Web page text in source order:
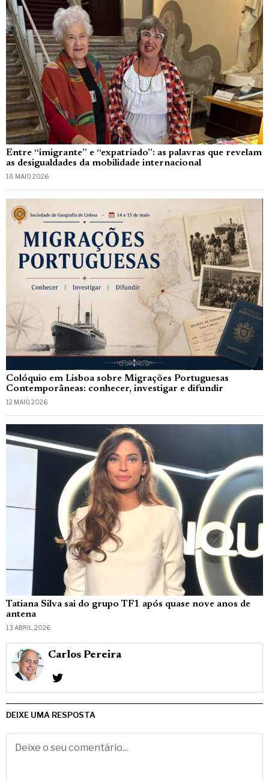
Entre “imigrante” e “expatriado”: as palavras que revelam
as desigualdades da mobilidade internacional
18 MAIO, 2026
Colóquio em Lisboa sobre Migrações Portuguesas
Contemporâneas: conhecer, investigar e difundir
12 MAIO, 2026
Tatiana Silva sai do grupo TF1 após quase nove anos de
antena
13 ABRIL, 2026
Carlos Pereira
DEIXE UMA RESPOSTA